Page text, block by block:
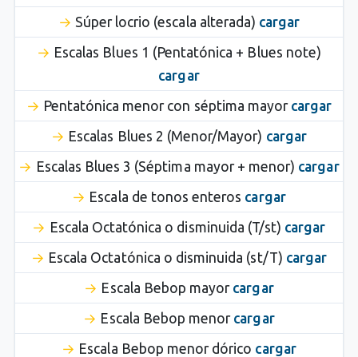
Súper locrio (escala alterada) cargar
Escalas Blues 1 (Pentatónica + Blues note)
cargar
Pentatónica menor con séptima mayor cargar
Escalas Blues 2 (Menor/Mayor) cargar
Escalas Blues 3 (Séptima mayor + menor) cargar
Escala de tonos enteros cargar
Escala Octatónica o disminuida (T/st) cargar
Escala Octatónica o disminuida (st/T) cargar
Escala Bebop mayor cargar
Escala Bebop menor cargar
Escala Bebop menor dórico cargar